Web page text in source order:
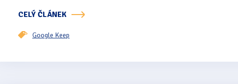
CELÝ ČLÁNEK
Google Keep